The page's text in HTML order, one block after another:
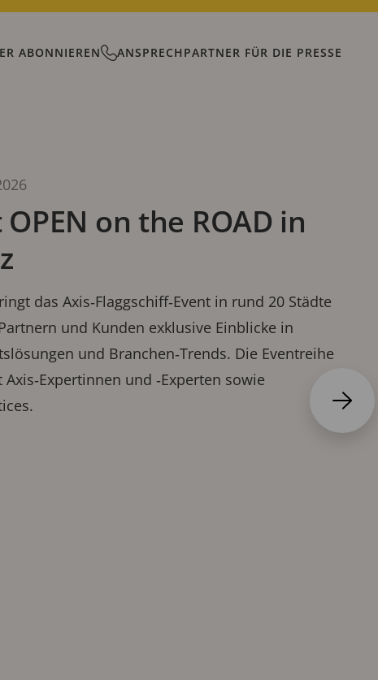
ABONNIEREN ANSPRECHPARTNER FÜR DIE PRESSE
on the ROAD in
das Axis‑Flaggschiff‑Event in rund 20 Städte
und Kunden exklusive Einblicke in
und Branchen‑Trends. Die Eventreihe
und ‑Experten sowie